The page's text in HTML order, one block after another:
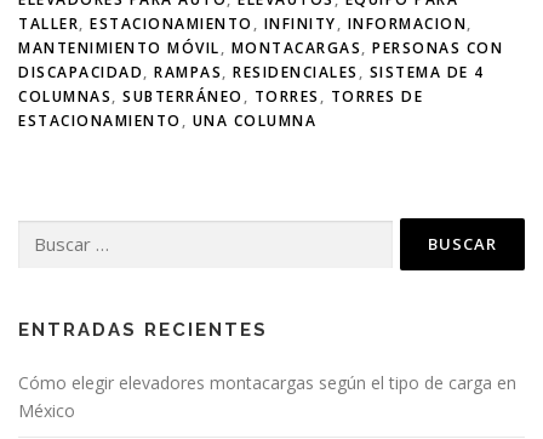
TALLER, ESTACIONAMIENTO , INFINITY, INFORMACION,
MANTENIMIENTO MÓVIL, MONTACARGAS, PERSONAS CON
DISCAPACIDAD, RAMPAS, RESIDENCIALES , SISTEMA DE 4
COLUMNAS, SUBTERRÁNEO , TORRES , TORRES DE
ESTACIONAMIENTO , UNA COLUMNA
ENTRADAS RECIENTES
Cómo elegir elevadores montacargas según el tipo de carga en
México